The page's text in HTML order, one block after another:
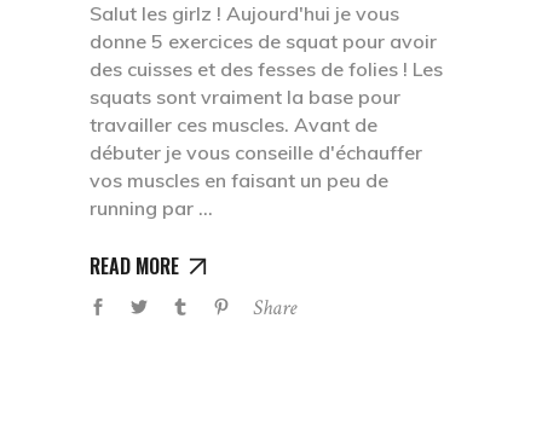
Salut les girlz ! Aujourd'hui je vous
donne 5 exercices de squat pour avoir
des cuisses et des fesses de folies ! Les
squats sont vraiment la base pour
travailler ces muscles. Avant de
débuter je vous conseille d'échauffer
vos muscles en faisant un peu de
running par
READ MORE
Share